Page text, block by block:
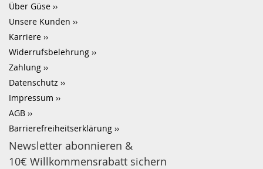
Über Güse
Unsere Kunden
Karriere
Widerrufsbelehrung
Zahlung
Datenschutz
Impressum
AGB
Barrierefreiheitserklärung
Newsletter abonnieren &
10€ Willkommensrabatt sichern